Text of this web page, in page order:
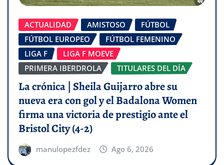
ACTUALIDAD AMISTOSO
FÚTBOL
FÚTBOL EUROPEO
FÚTBOL FEMENINO
LIGA F
LIGA F MOEVE
PRIMERA IBERDROLA
TITULARES DEL DÍA
La crónica | Sheila Guijarro abre su
nueva era con gol y el Badalona Women
firma una victoria de prestigio ante el
Bristol City (4-2)
manulopezfdez Ago 6, 2026